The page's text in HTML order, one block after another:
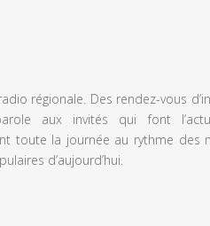
radio régionale. Des rendez-vous
aux invités qui font
toute la journée au rythme des
d’aujourd’hui.